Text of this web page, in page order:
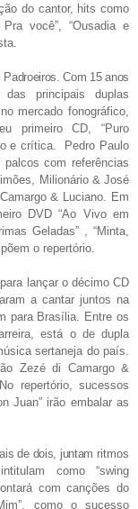
do cantor, hits como
você”, “Ousadia e
Com 15 anos
principais duplas
mercado fonográfico,
primeiro CD, “Puro
e crítica.
Pedro Paulo
com referências
Milionário &José
& Luciano. Em
DVD “Ao Vivo em
Geladas”
,“Minta,
o repertório.
lançar o décimo CD
a cantar juntos na
para Brasília. Entre os
está o de dupla
sertaneja do país.
Zezé di Camargo &
repertório, sucessos
Juan” irão embalar as
de dois, juntam ritmos
como “swing
com canções do
como o sucesso